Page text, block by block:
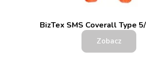
BizTex SMS Coverall Type
Zobacz